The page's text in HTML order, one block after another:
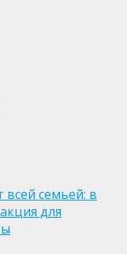
всей семьей: в
для